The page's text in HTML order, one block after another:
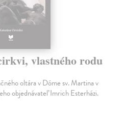
vlastného rodu
oltára v Dóme sv. Martina v
objednávateľ Imrich Esterházi.